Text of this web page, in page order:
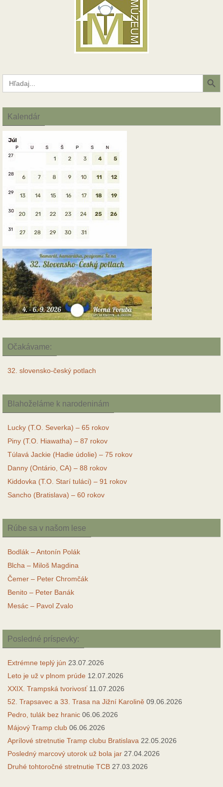
Search
for:
Search Button
Kalendár
Očakávame:
32. slovensko-český potlach
Blahoželáme k narodeninám
Lucky (T.O. Severka) – 65 rokov
Piny (T.O. Hiawatha) – 87 rokov
Túlavá Jackie (Hadie údolie) – 75 rokov
Danny (Ontário, CA) – 88 rokov
Kiddovka (T.O. Starí tuláci) – 91 rokov
Sancho (Bratislava) – 60 rokov
Rúbe sa v našom lese
Bodlák – Antonín Polák
Blcha – Miloš Magdina
Čemer – Peter Chromčák
Benito – Peter Banák
Mesác – Pavol Zvalo
Posledné príspevky:
Extrémne teplý jún 23.07.2026
Leto je už v plnom prúde 12.07.2026
XXIX. Trampská tvorivosť 11.07.2026
52. Trapsavec a 33. Trasa na Jižní Karolině 09.06.2026
Pedro, tulák bez hranic 06.06.2026
Májový Tramp club 06.06.2026
Aprílové stretnutie Tramp clubu Bratislava 22.05.2026
Posledný marcový utorok už bola jar 27.04.2026
Druhé tohtoročné stretnutie TCB 27.03.2026